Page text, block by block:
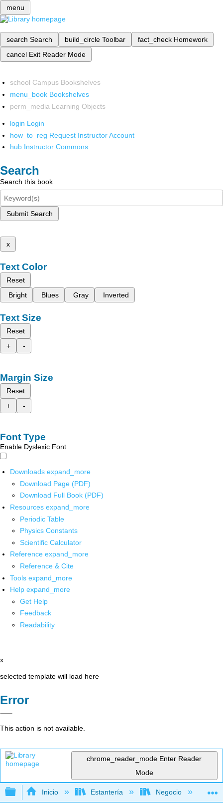
menu
search Search build_circle Toolbar fact_check Homework
cancel Exit Reader Mode
school Campus Bookshelves
menu_book Bookshelves
perm_media Learning Objects
login Login
how_to_reg Request Instructor Account
hub Instructor Commons
Search
Search this book
Submit Search
x
Text Color
Reset
Bright
Blues Gray Inverted
Text Size
Reset
+
-
Margin Size
Reset
+
-
Font Type
Enable Dyslexic Font
Downloads expand_more
Download Page (PDF)
Download Full Book (PDF)
Resources expand_more
Periodic Table
Physics Constants
Scientific Calculator
Reference expand_more
Reference & Cite
Tools expand_more
Help expand_more
Get Help
Feedback
Readability
x
selected template will load here
Error
This action is not available.
chrome_reader_mode Enter Reader
Mode
Expandir/contraer jerarquía global
Inicio Estantería Negocio